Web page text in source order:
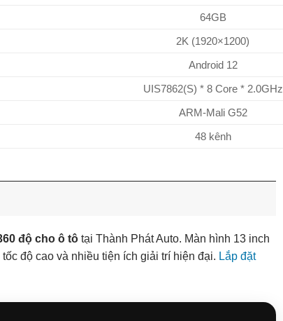
64GB
2K (1920×1200)
Android 12
UIS7862(S) * 8 Core * 2.0GHz
ARM-Mali G52
48 kênh
độ cho ô tô tại Thành Phát Auto. Màn hình 13 inch
độ cao và nhiều tiện ích giải trí hiện đại. Lắp đặt